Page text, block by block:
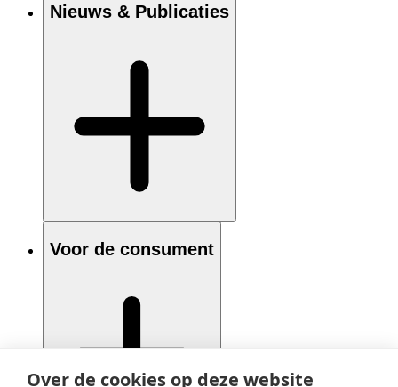
Over de cookies op deze website
Nieuws & Publicaties
Voor de consument